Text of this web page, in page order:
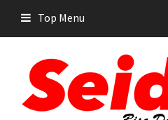
content
Top Menu